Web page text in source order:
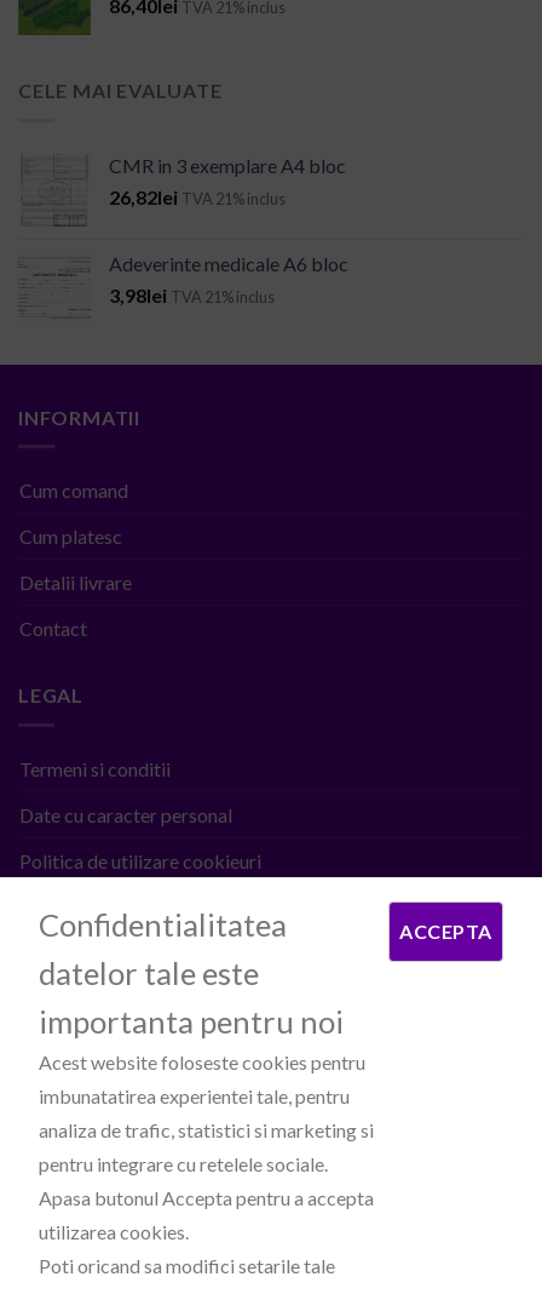
86,40lei TVA 21% inclus
CELE MAI EVALUATE
CMR in 3 exemplare A4 bloc
26,82lei TVA 21% inclus
Adeverinte medicale A6 bloc
3,98lei TVA 21% inclus
INFORMATII
Cum comand
Cum platesc
Detalii livrare
Contact
LEGAL
Termeni si conditii
Date cu caracter personal
Politica de utilizare cookieuri
PROCESATOARE DE PLATI
PARTENERI
Confidentialitatea
datelor tale este
importanta pentru noi
Acest website foloseste cookies pentru
imbunatatirea experientei tale, pentru
analiza de trafic, statistici si marketing si
pentru integrare cu retelele sociale.
Apasa butonul Accepta pentru a accepta
utilizarea cookies.
Poti oricand sa modifici setarile tale
ACCEPTA